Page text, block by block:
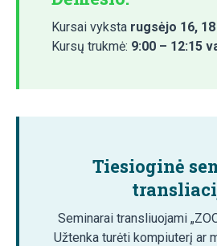
Kursai vyksta rugsėjo 16,
Kursų trukmė: 9:00 – 12:15
Tiesioginė
Seminarai transliuojami
Užtenka turėti kompiuterį ar